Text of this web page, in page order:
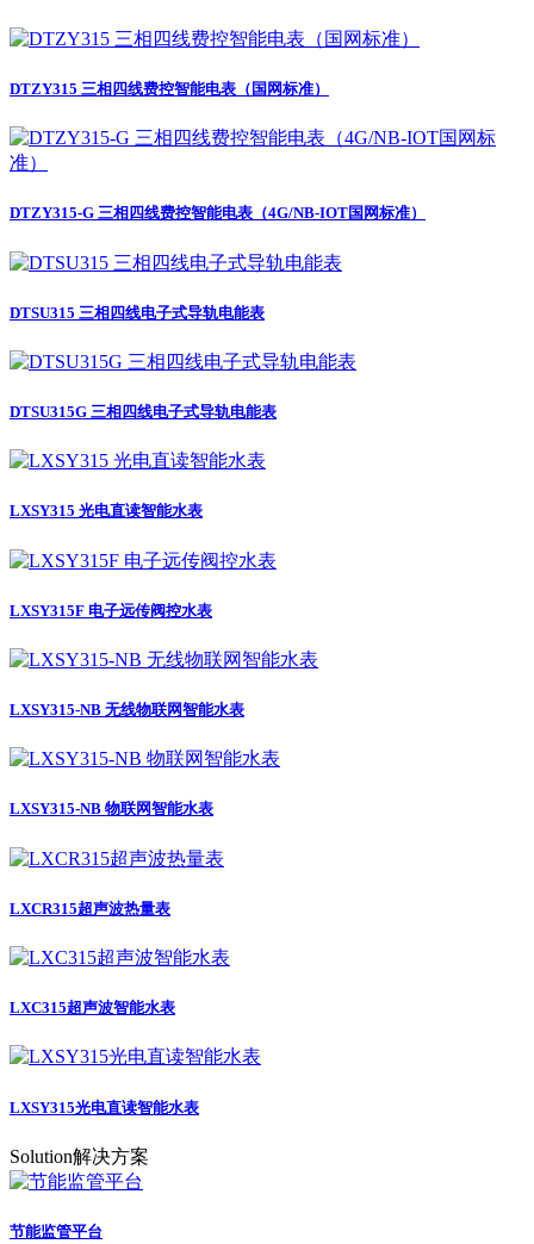
DTZY315 三相四线费控智能电表（国网标准）
DTZY315-G 三相四线费控智能电表（4G/NB-IOT国网标准）
DTSU315 三相四线电子式导轨电能表
DTSU315G 三相四线电子式导轨电能表
LXSY315 光电直读智能水表
LXSY315F 电子远传阀控水表
LXSY315-NB 无线物联网智能水表
LXSY315-NB 物联网智能水表
LXCR315超声波热量表
LXC315超声波智能水表
LXSY315光电直读智能水表
Solution解决方案
节能监管平台